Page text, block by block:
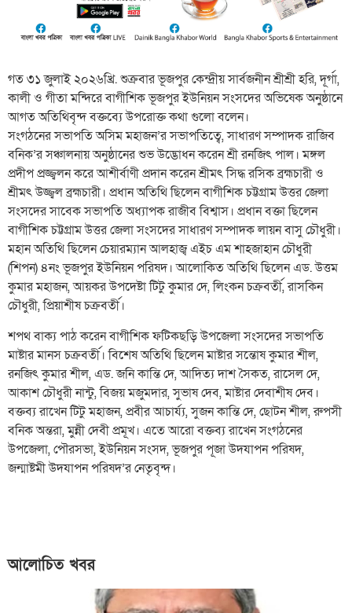
গত ৩১ জুলাই ২০২৬খ্রি. শুক্রবার ভূজপুর কেন্দ্রীয় সার্বজনীন শ্রীশ্রী হরি, দূর্গা,
কালী ও গীতা মন্দিরে বাগীশিক ভূজপুর ইউনিয়ন সংসদের অভিষেক অনুষ্ঠানে
আগত অতিথিবৃন্দ বক্তব্যে উপরোক্ত কথা গুলো বলেন।
সংগঠনের সভাপতি অসিম মহাজন’র সভাপতিত্বে, সাধারণ সম্পাদক রাজিব
বনিক’র সঞ্চালনায় অনুষ্ঠানের শুভ উদ্ভোধন করেন শ্রী রনজিৎ পাল। মঙ্গল
প্রদীপ প্রজ্জ্বলন করে আশীর্বাণী প্রদান করেন শ্রীমৎ সিদ্ধ রসিক ব্রহ্মচারী ও
শ্রীমৎ উজ্জ্বল ব্রহ্মচারী। প্রধান অতিথি ছিলেন বাগীশিক চট্টগ্রাম উত্তর জেলা
সংসদের সাবেক সভাপতি অধ্যাপক রাজীব বিশ্বাস। প্রধান বক্তা ছিলেন
বাগীশিক চট্টগ্রাম উত্তর জেলা সংসদের সাধারণ সম্পাদক লায়ন বাসু চৌধুরী।
মহান অতিথি ছিলেন চেয়ারম্যান আলহাজ্ব এইচ এম শাহজাহান চৌধুরী
(শিপন) ৪নং ভূজপুর ইউনিয়ন পরিষদ। আলোকিত অতিথি ছিলেন এড. উত্তম
কুমার মহাজন, আয়কর উপদেষ্টা টিটু কুমার দে, লিংকন চক্রবর্তী, রাসকিন
চৌধুরী, প্রিয়াশীষ চক্রবর্তী।
শপথ বাক্য পাঠ করেন বাগীশিক ফটিকছড়ি উপজেলা সংসদের সভাপতি
মাষ্টার মানস চক্রবর্তী। বিশেষ অতিথি ছিলেন মাষ্টার সন্তোষ কুমার শীল,
রনজিৎ কুমার শীল, এড. জনি কান্তি দে, আদিত্য দাশ সৈকত, রাসেল দে,
আকাশ চৌধুরী নান্টু, বিজয় মজুমদার, সুভাষ দেব, মাষ্টার দেবাশীষ দেব।
বক্তব্য রাখেন টিটু মহাজন, প্রবীর আচার্য্য, সুজন কান্তি দে, ছোটন শীল, রুপসী
বনিক অন্তরা, মুন্নী দেবী প্রমূখ। এতে আরো বক্তব্য রাখেন সংগঠনের
উপজেলা, পৌরসভা, ইউনিয়ন সংসদ, ভূজপুর পূজা উদযাপন পরিষদ,
জন্মাষ্টমী উদযাপন পরিষদ’র নেতৃবৃন্দ।
আলোচিত খবর